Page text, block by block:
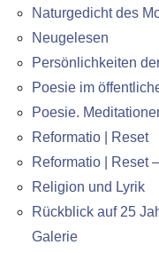
Naturgedicht des
Neugelesen
Persönlichkeiten
Poesie im
Poesie.
Reformatio | Reset
Reformatio | Reset
Religion und Lyrik
Rückblick auf 25
Galerie